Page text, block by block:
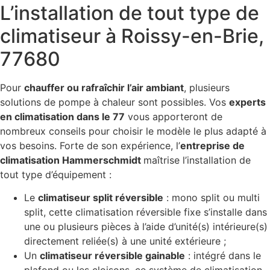
L’installation de tout type de
climatiseur à Roissy-en-Brie,
77680
Pour chauffer ou rafraîchir l’air ambiant, plusieurs
solutions de pompe à chaleur sont possibles. Vos experts
en climatisation dans le 77 vous apporteront de
nombreux conseils pour choisir le modèle le plus adapté à
vos besoins. Forte de son expérience, l’entreprise de
climatisation Hammerschmidt maîtrise l’installation de
tout type d’équipement :
Le climatiseur split réversible : mono split ou multi
split, cette climatisation réversible fixe s’installe dans
une ou plusieurs pièces à l’aide d’unité(s) intérieure(s)
directement reliée(s) à une unité extérieure ;
Un climatiseur réversible gainable : intégré dans le